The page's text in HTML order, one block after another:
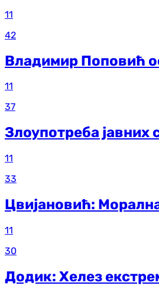
11
42
Владимир Поповић
11
37
Злоупотреба
11
33
Цвијановић:
11
30
Додик: Хелез